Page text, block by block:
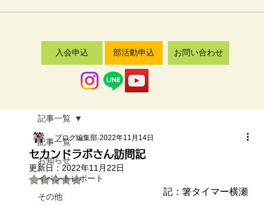
お問い合わせ
部活動申込
入会申込
記事一覧
お知らせ
イベントレポート
その他
記事一覧
セカンドラボさん訪問記
ブログ編集部 2022年11月14日
更新日： 2022年11月22日
5つ星のうちNaNと評価されています。
記：箸タイマー横瀬